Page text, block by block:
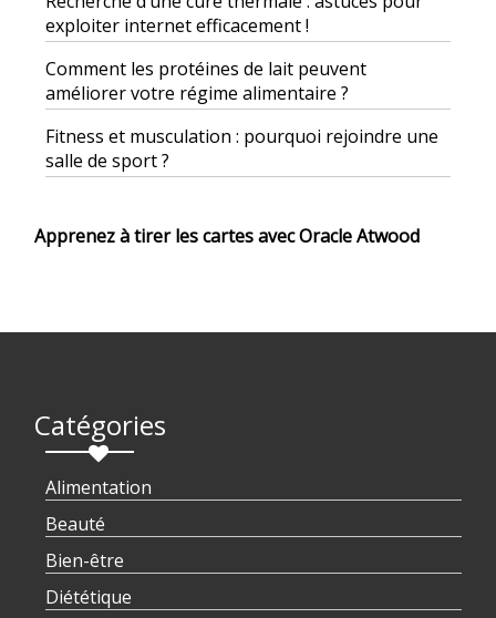
exploiter internet efficacement !
Comment les protéines de lait peuvent
améliorer votre régime alimentaire ?
Fitness et musculation : pourquoi rejoindre une
salle de sport ?
Apprenez à tirer les cartes avec Oracle Atwood
Catégories
Alimentation
Beauté
Bien-être
Diététique